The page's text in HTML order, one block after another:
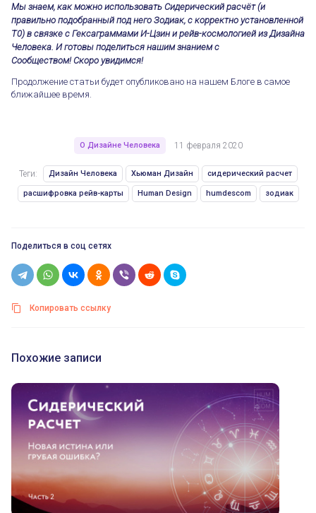
Мы знаем, как можно использовать Сидерический расчёт (и
правильно подобранный под него Зодиак, с корректно установленной
T0) в связке с Гексаграммами И-Цзин и рейв-космологией из Дизайна
Человека. И готовы поделиться нашим знанием с
Сообществом!Скоро увидимся!
Продолжение статьи будет опубликовано на нашем Блоге в самое
ближайшее время.
О Дизайне Человека 11 февраля 2020
Теги: Дизайн Человека Хьюман Дизайн сидерический расчет
расшифровка рейв-карты Human Design humdescom зодиак
Поделиться в соц сетях
Копировать ссылку
Похожие записи